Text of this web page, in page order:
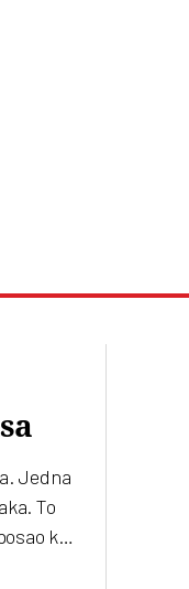
Jedna
To
koji